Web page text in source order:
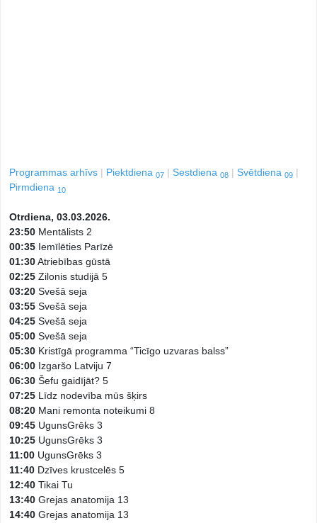
Programmas arhīvs Piektdiena 07 Sestdiena 08 Svētdiena 09
Pirmdiena 10
Otrdiena, 03.03.2026.
23:50 Mentālists 2
00:35 Iemīlēties Parīzē
01:30Atriebības gūstā
02:25 Zilonis studijā 5
03:20 Svešā seja
03:55 Svešā seja
04:25 Svešā seja
05:00 Svešā seja
05:30 Kristīgā programma “Ticīgo uzvaras balss”
06:00 Izgaršo Latviju 7
06:30 Šefu gaidījāt? 5
07:25 Līdz nodevība mūs šķirs
08:20 Mani remonta noteikumi 8
09:45 UgunsGrēks 3
10:25 UgunsGrēks 3
11:00 UgunsGrēks 3
11:40 Dzīves krustcelēs 5
12:40 Tikai Tu
13:40 Grejas anatomija 13
14:40 Grejas anatomija 13